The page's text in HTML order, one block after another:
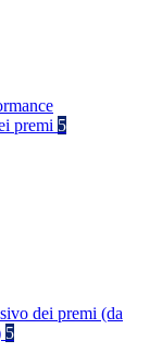
premi 5
dei premi (da
5